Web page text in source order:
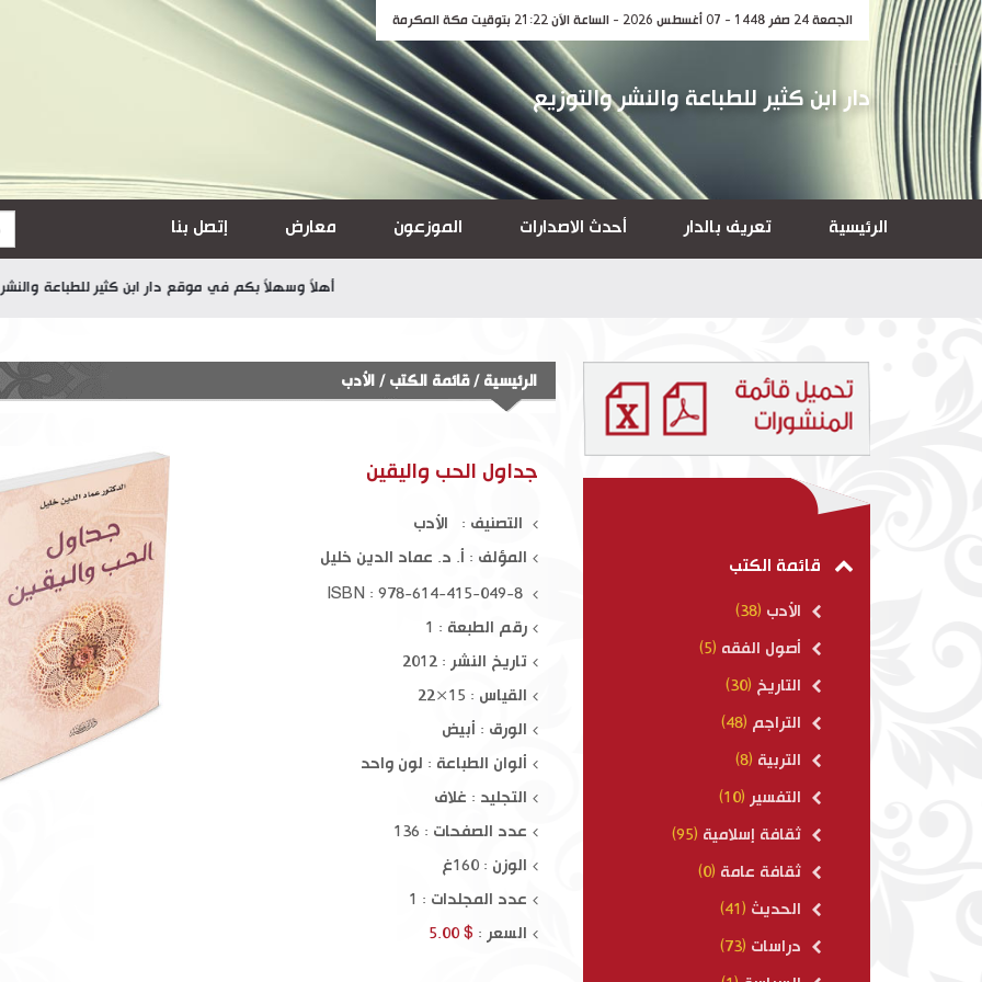
الجمعة 24 صفر 1448 - 07 أغسطس 2026 - الساعة الآن 21:22 بتوقيت مكة المكرمة
دار ابن كثير للطباعة والنشر والتوزيع
الرئيسية تعريف بالدار أحدث الاصدارات الموزعون معارض إتصل بنا
أهلاً وسهلاً بكم في موقع دار ابن كثير للطباعة والنشر
الرئيسية /قائمة الكتب/ الأدب
جداول الحب واليقين
التصنيف : الأدب
المؤلف : أ. د. عماد الدين خليل
رقم الطبعة : 1
تاريخ النشر : 2012
القياس : 15×22
الورق : أبيض
ألوان الطباعة : لون واحد
التجليد : غلاف
عدد الصفحات : 136
الوزن : 160غ
عدد المجلدات : 1
السعر : $ 5.00
تفسير القرآن
$ 190.00
$ 18.00 قائمة الكتب
الأدب (38)
أصول الفقه (5)
التاريخ (30)
التراجم (48)
التربية (8)
التفسير (10)
ثقافة إسلامية (95)
ثقافة عامة (0)
الحديث (41)
دراسات (73)